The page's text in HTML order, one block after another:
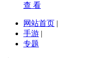
查 看
网站首页 |
手游 |
专题